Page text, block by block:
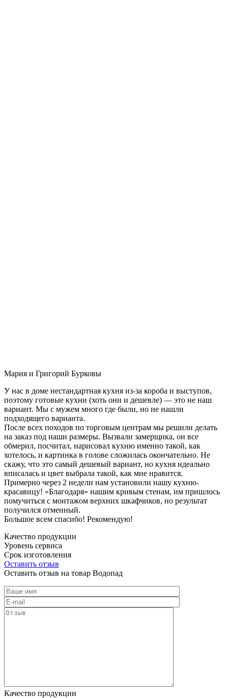
Мария и Григорий Бурковы
У нас в доме нестандартная кухня из-за короба и выступов,
поэтому готовые кухни (хоть они и дешевле) — это не наш
вариант. Мы с мужем много где были, но не нашли
подходящего варианта.
После всех походов по торговым центрам мы решили делать
на заказ под наши размеры. Вызвали замерщика, он все
обмерил, посчитал, нарисовал кухню именно такой, как
хотелось, и картинка в голове сложилась окончательно. Не
скажу, что это самый дешевый вариант, но кухня идеально
вписалась и цвет выбрала такой, как мне нравится.
Примерно через 2 недели нам установили нашу кухню-
красавицу! «Благодаря» нашим кривым стенам, им пришлось
помучиться с монтажом верхних шкафчиков, но результат
получился отменный.
Большое всем спасибо! Рекомендую!
Качество продукции
Уровень сервиса
Срок изготовления
Оставить отзыв
Оставить отзыв на товар Водопад
Качество продукции